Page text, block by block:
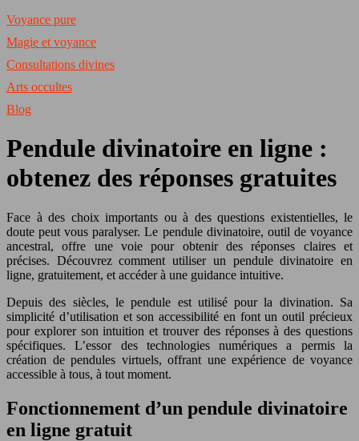
Voyance pure
Magie et voyance
Consultations divines
Arts occultes
Blog
Pendule divinatoire en ligne :
obtenez des réponses gratuites
Face à des choix importants ou à des questions existentielles, le
doute peut vous paralyser. Le pendule divinatoire, outil de voyance
ancestral, offre une voie pour obtenir des réponses claires et
précises. Découvrez comment utiliser un pendule divinatoire en
ligne, gratuitement, et accéder à une guidance intuitive.
Depuis des siècles, le pendule est utilisé pour la divination. Sa
simplicité d’utilisation et son accessibilité en font un outil précieux
pour explorer son intuition et trouver des réponses à des questions
spécifiques. L’essor des technologies numériques a permis la
création de pendules virtuels, offrant une expérience de voyance
accessible à tous, à tout moment.
Fonctionnement d’un pendule divinatoire
en ligne gratuit